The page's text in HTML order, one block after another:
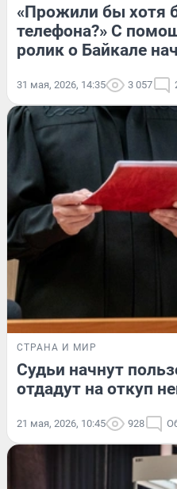
«Прожили бы хотя
телефона?» С
ролик о Байкале
31 мая, 2026, 14:35 3 057
СТРАНА И МИР
Судьи начнут
отдадут на откуп
21 мая, 2026, 10:45 928